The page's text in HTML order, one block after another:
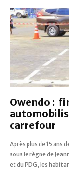
Owendo :
carrefour
Après plus de 15 ans
sous le règne de
et du PDG, les
Grâce à
d'aménagement
devenir, la commune